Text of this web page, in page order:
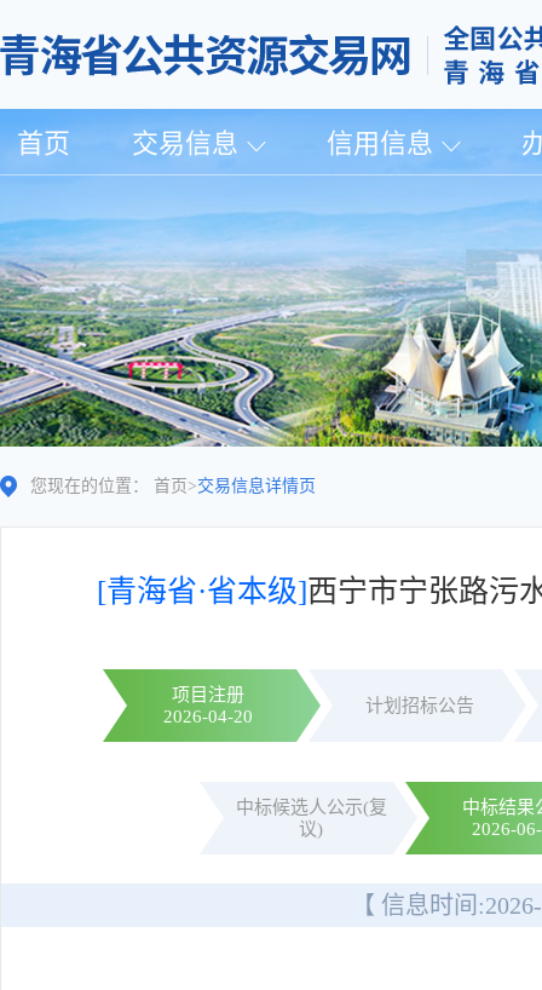
首页 交易信息 信用信息
您现在的位置： 首页 >交易信息详情页
[青海省·省本级]西宁市宁张路污
项目注册
2026-04-20
计划招标公告
中标候选人公示(复
议)
中标结果
2026-
【 信息时间: